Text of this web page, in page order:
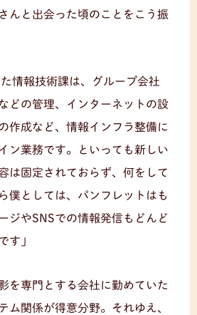
んと出会った頃のことをこう振
情報技術課は、グループ会社
どの管理、インターネットの設
作成など、情報インフラ整備に
ン業務です。といっても新しい
は固定されておらず、何をして
僕としては、パンフレットはも
ジやSNSでの情報発信もどんど
す」
を専門とする会社に勤めていた
ム関係が得意分野。それゆえ、